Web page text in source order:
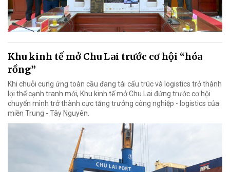
Khu kinh tế mở Chu Lai trước cơ hội “hóa
rồng”
Khi chuỗi cung ứng toàn cầu đang tái cấu trúc và logistics trở thành
lợi thế cạnh tranh mới, Khu kinh tế mở Chu Lai đứng trước cơ hội
chuyển mình trở thành cực tăng trưởng công nghiệp - logistics của
miền Trung - Tây Nguyên.